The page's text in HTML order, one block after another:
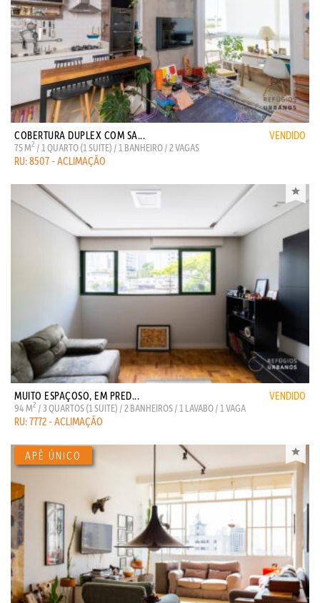
COBERTURA DUPLEX COM SA... VENDIDO
75 M2 / 1 QUARTO (1 SUITE) / 1 BANHEIRO / 2 VAGAS
RU: 8507 - ACLIMAÇÃO
MUITO ESPAÇOSO, EM PRED... VENDIDO
94 M2 / 3 QUARTOS (1 SUITE) / 2 BANHEIROS / 1 LAVABO / 1 VAGA
RU: 7772 - ACLIMAÇÃO